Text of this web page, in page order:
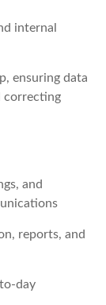
internal
ensuring data
correcting
and
reports, and
day